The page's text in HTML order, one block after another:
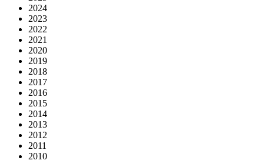
2024
2023
2022
2021
2020
2019
2018
2017
2016
2015
2014
2013
2012
2011
2010